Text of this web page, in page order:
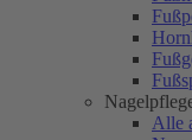
Alle